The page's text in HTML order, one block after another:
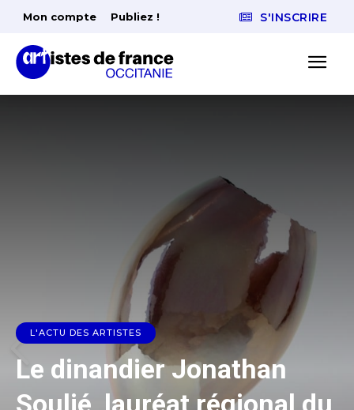
Mon compte Publiez ! S'INSCRIRE
L'ACTU DES ARTISTES
Le dinandier Jonathan